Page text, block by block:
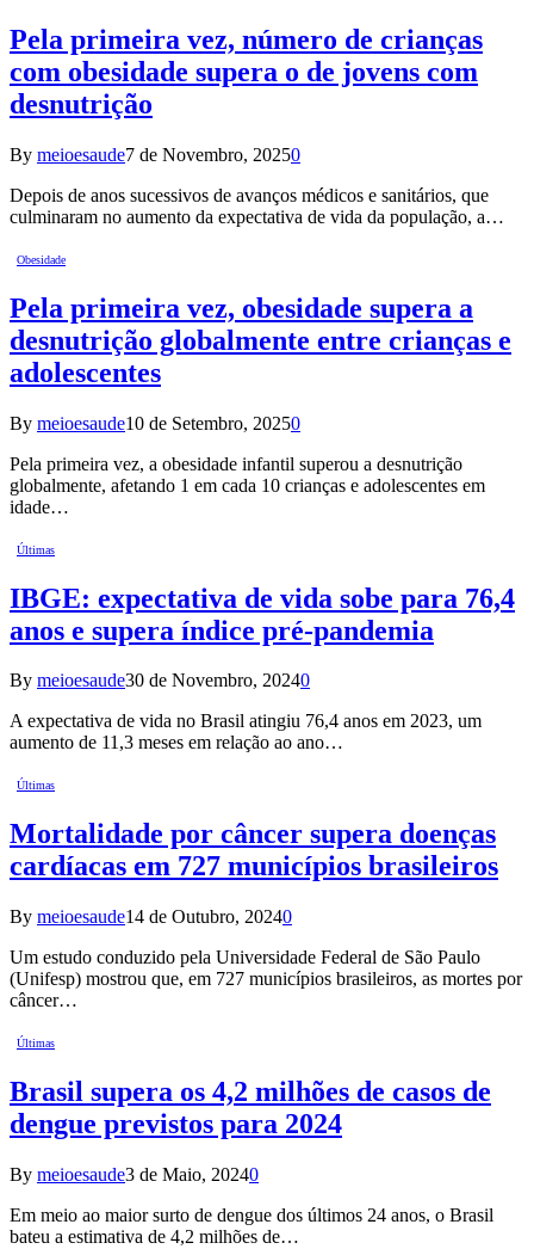
Pela primeira vez, número de crianças
com obesidade supera o de jovens com
desnutrição
By meioesaude7 de Novembro, 20250
Depois de anos sucessivos de avanços médicos e sanitários, que
culminaram no aumento da expectativa de vida da população, a…
Obesidade
Pela primeira vez, obesidade supera a
desnutrição globalmente entre crianças e
adolescentes
By meioesaude10 de Setembro, 20250
Pela primeira vez, a obesidade infantil superou a desnutrição
globalmente, afetando 1 em cada 10 crianças e adolescentes em
idade…
Últimas
IBGE: expectativa de vida sobe para 76,4
anos e supera índice pré-pandemia
By meioesaude30 de Novembro, 20240
A expectativa de vida no Brasil atingiu 76,4 anos em 2023, um
aumento de 11,3 meses em relação ao ano…
Últimas
Mortalidade por câncer supera doenças
cardíacas em 727 municípios brasileiros
By meioesaude14 de Outubro, 20240
Um estudo conduzido pela Universidade Federal de São Paulo
(Unifesp) mostrou que, em 727 municípios brasileiros, as mortes por
câncer…
Últimas
Brasil supera os 4,2 milhões de casos de
dengue previstos para 2024
By meioesaude3 de Maio, 20240
Em meio ao maior surto de dengue dos últimos 24 anos, o Brasil
bateu a estimativa de 4,2 milhões de…